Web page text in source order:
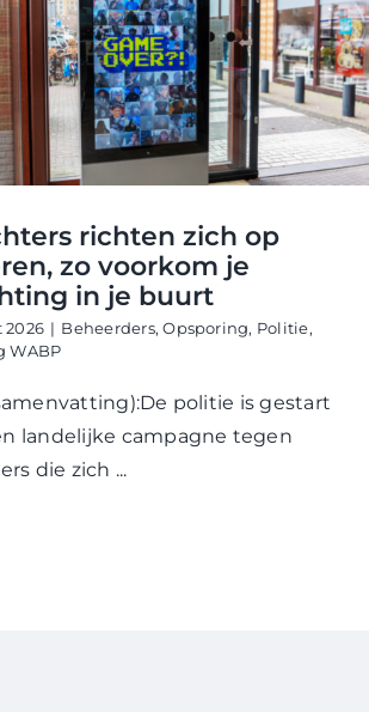
richten zich op
zo voorkom je
in je buurt
2026 | Beheerders,Opsporing, Politie,
WABP
politie is gestart
landelijke campagne tegen
die zich ...